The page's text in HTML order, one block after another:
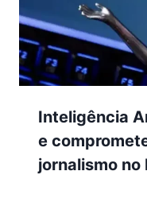
Inteligência
e
jornalismo no